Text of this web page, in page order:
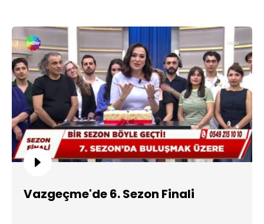
Vazgeçme'de 6. Sezon Finali